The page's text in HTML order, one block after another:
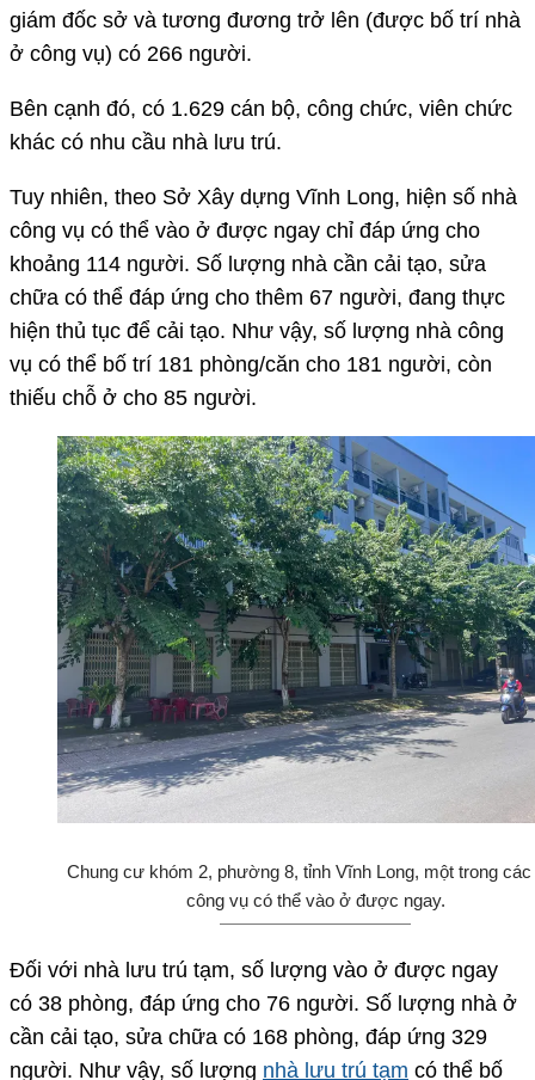
giám đốc sở và tương đương trở lên (được bố trí nhà
ở công vụ) có 266 người.
Bên cạnh đó, có 1.629 cán bộ, công chức, viên chức
khác có nhu cầu nhà lưu trú.
Tuy nhiên, theo Sở Xây dựng Vĩnh Long, hiện số nhà
công vụ có thể vào ở được ngay chỉ đáp ứng cho
khoảng 114 người. Số lượng nhà cần cải tạo, sửa
chữa có thể đáp ứng cho thêm 67 người, đang thực
hiện thủ tục để cải tạo. Như vậy, số lượng nhà công
vụ có thể bố trí 181 phòng/căn cho 181 người, còn
thiếu chỗ ở cho 85 người.
Chung cư khóm 2, phường 8, tỉnh Vĩnh Long, một trong các
công vụ có thể vào ở được ngay.
Đối với nhà lưu trú tạm, số lượng vào ở được ngay
có 38 phòng, đáp ứng cho 76 người. Số lượng nhà ở
cần cải tạo, sửa chữa có 168 phòng, đáp ứng 329
người. Như vậy, số lượng nhà lưu trú tạm có thể bố